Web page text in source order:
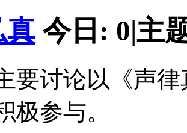
真 今日: 0|主
要讨论以《声
极参与。